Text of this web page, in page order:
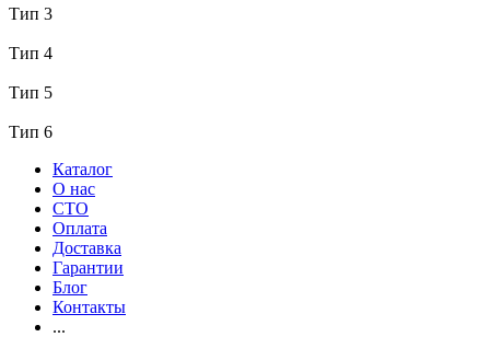
Тип 3
Тип 4
Тип 5
Тип 6
Каталог
О нас
СТО
Оплата
Доставка
Гарантии
Блог
Контакты
...